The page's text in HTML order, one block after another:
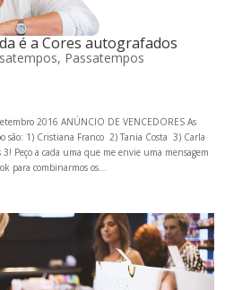
é a Cores autografados
, Passatempos
2016 ANÚNCIO DE VENCEDORES As
são: 1) Cristiana Franco 2) Tania Costa 3) Carla
Peço a cada uma que me envie uma mensagem
para combinarmos os...